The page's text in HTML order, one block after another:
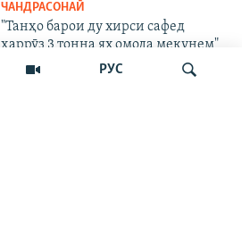
РУС
ЧАНДРАСОНАӢ
"Танҳо барои ду хирси сафед
ҳаррӯз 3 тонна ях омода мекунем"